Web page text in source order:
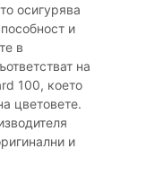
осигурява
и
в
на
100, което
цветовете.
и